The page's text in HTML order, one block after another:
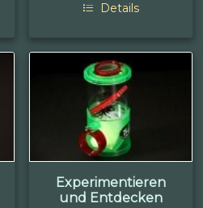
Details
Experimentieren
und Entdecken